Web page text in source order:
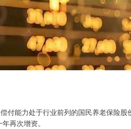
能力处于行业前列的国民养老保险股
再次增资。